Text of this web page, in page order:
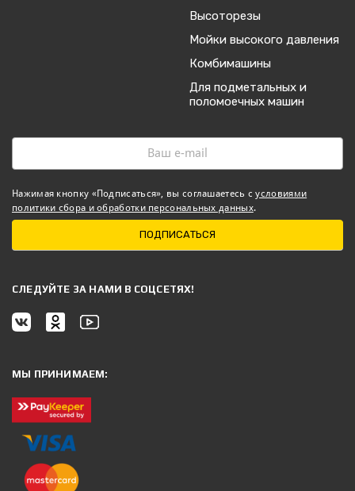
Высоторезы
Мойки высокого давления
Комбимашины
Для подметальных и
поломоечных машин
Нажимая кнопку «Подписаться», вы соглашаетесь сусловиями
политики сбора и обработки персональных данных.
ПОДПИСАТЬСЯ
CЛЕДУЙТЕ ЗА НАМИ В СОЦСЕТЯХ!
МЫ ПРИНИМАЕМ: